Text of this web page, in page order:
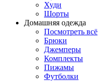
Худи
Шорты
Домашняя одежда
Посмотреть всё
Брюки
Джемперы
Комплекты
Пижамы
Футболки